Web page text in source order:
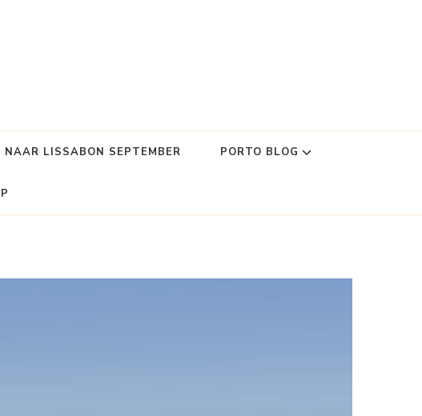
NAAR LISSABON SEPTEMBER PORTO BLOG